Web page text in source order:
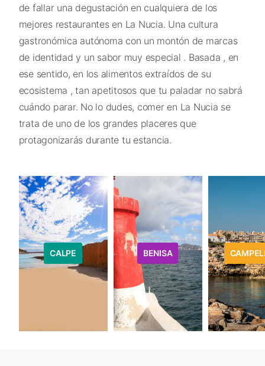
de fallar una degustación en cualquiera de los
mejores restaurantes en La Nucia. Una cultura
gastronómica autónoma con un montón de marcas
de identidad y un sabor muy especial . Basada , en
ese sentido, en los alimentos extraídos de su
ecosistema , tan apetitosos que tu paladar no sabrá
cuándo parar. No lo dudes, comer en La Nucia se
trata de uno de los grandes placeres que
protagonizarás durante tu estancia.
CALPE BENISA